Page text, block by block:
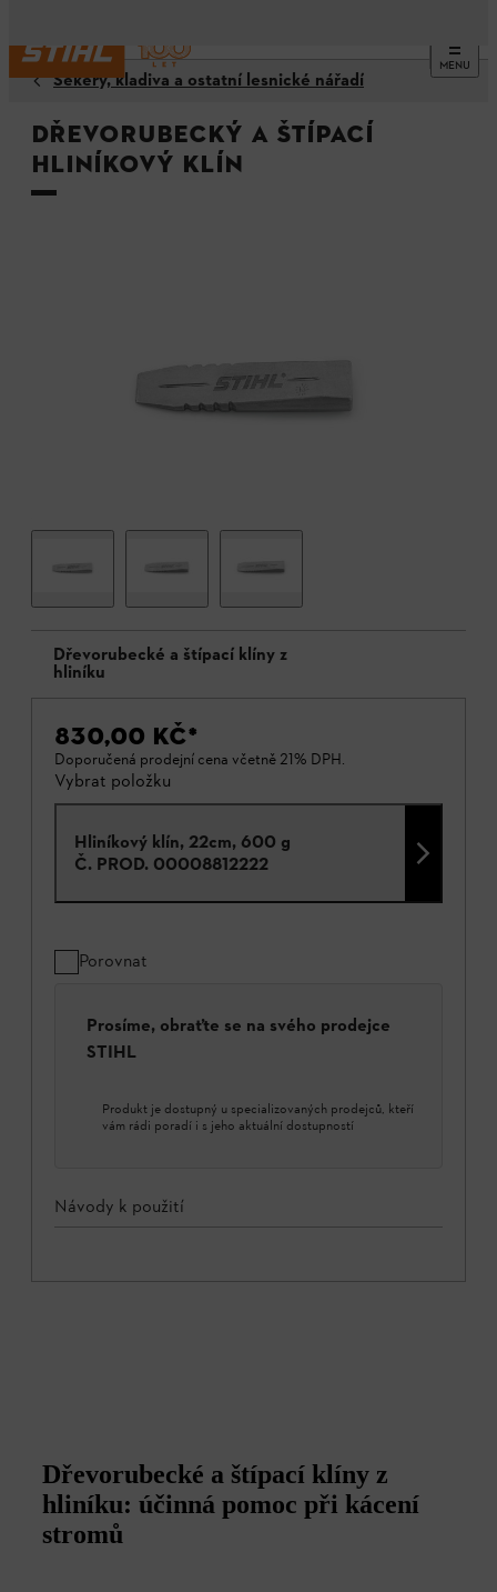
MENU
Sekery, kladiva a ostatní lesnické nářadí
Dřevorubecký a štípací
hliníkový klín
Dřevorubecké a štípací klíny z
hliníku
830,00 KČ*
Doporučená prodejní cena včetně 21% DPH.
Vybrat položku
Hliníkový klín, 22cm, 600 g
Č. PROD. 00008812222
Porovnat
Prosíme, obraťte se na svého prodejce
STIHL
Produkt je dostupný u specializovaných prodejců, kteří
vám rádi poradí i s jeho aktuální dostupností
Návody k použití
Dřevorubecké a štípací klíny z
hliníku: účinná pomoc při kácení
stromů